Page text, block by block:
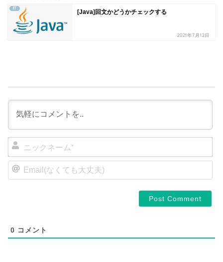
IT
[Java]回文かどうかチェックする
2021年7月12日
ク
て
0 コメント